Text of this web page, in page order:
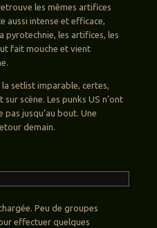
les mêmes artifices
aussi intense et efficace,
pyrotechnie, les artifices, les
fait mouche et vient
setlist imparable, certes,
scène. Les punks US n’ont
jusqu’au bout. Une
demain.
Peu de groupes
effectuer quelques